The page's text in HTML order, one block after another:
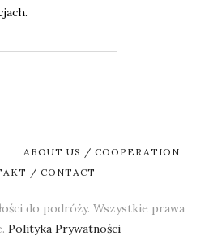
ABOUT US / COOPERATION
/ CONTACT
do podróży. Wszystkie prawa
Polityka Prywatności